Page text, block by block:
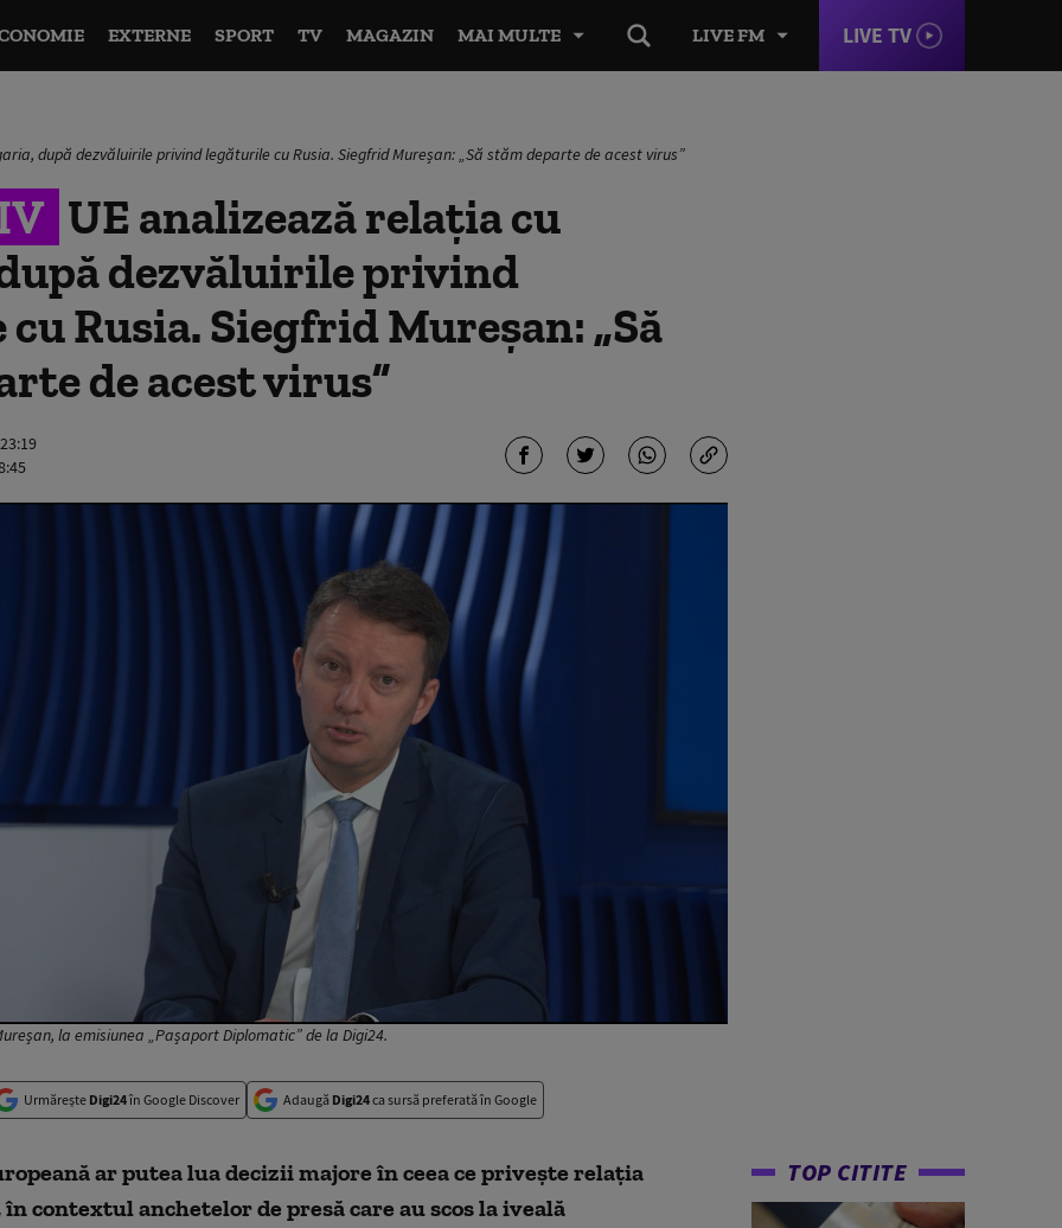
LIVE FM LIVE TV
EXTERNE SPORT TV MAGAZIN MAI MULTE
după dezvăluirile privind legăturile cu Rusia. Siegfrid Mureșan: „Să stăm departe de acest virus”
UE analizează relația cu
dezvăluirile privind
Rusia. Siegfrid Mureșan: „Să
de acest virus”
la emisiunea „Pașaport Diplomatic” de la Digi24.
Urmărește Digi24în Google Discover Adaugă Digi24ca sursă preferată în Google
ar putea lua decizii majore în ceea ce privește relația
contextul anchetelor de presă care au scos la iveală
TOP CITITE